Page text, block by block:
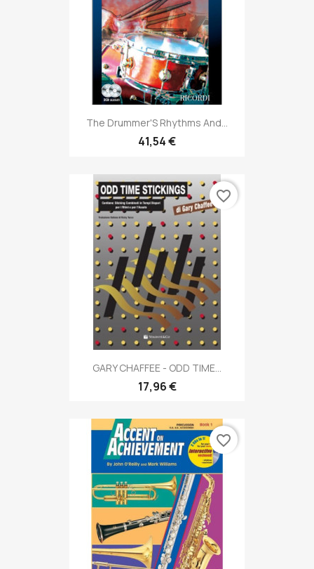
The Drummer'S Rhythms And...
41,54 €
GARY CHAFFEE - ODD TIME...
17,96 €
favorite_border
favorite_border